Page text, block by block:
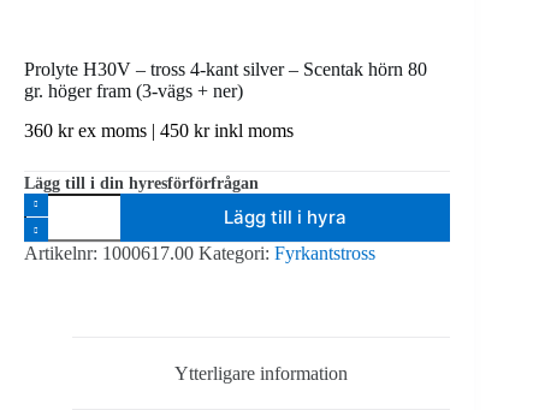
Prolyte H30V – tross 4-kant silver – Scentak hörn 80
gr. höger fram (3-vägs + ner)
360 krex moms | 450 krinkl moms
Lägg till i din hyresförförfrågan
Prolyte
H30V
-
tross
Lägg till i hyra
Artikelnr: 1000617.00 Kategori: Fyrkantstross
Ytterligare information